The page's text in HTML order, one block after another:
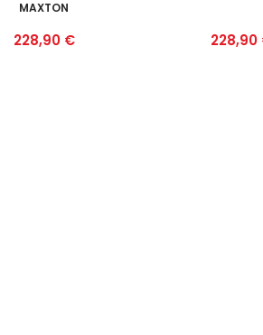
MAXTON
Prix
228,90 € Prix
228,90